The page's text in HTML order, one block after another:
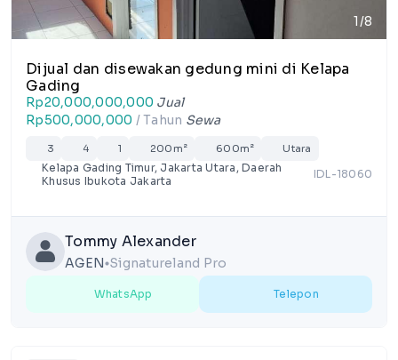
1/8
Dijual dan disewakan gedung mini di Kelapa
Gading
Rp20,000,000,000 Jual
Rp500,000,000 / Tahun Sewa
3 4 1 200m² 600m² Utara
Kelapa Gading Timur, Jakarta Utara, Daerah
Khusus Ibukota Jakarta
IDL-18060
Tommy Alexander
AGEN lens Signatureland Pro
WhatsApp Telepon